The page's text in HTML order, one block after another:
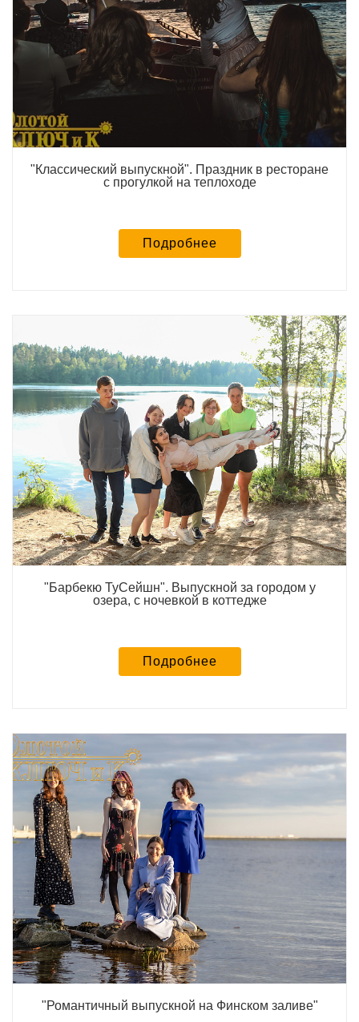
"Классический выпускной". Праздник в ресторане
с прогулкой на теплоходе
Подробнее
"Барбекю ТуСейшн". Выпускной за городом у
озера, с ночевкой в коттедже
Подробнее
"Романтичный выпускной на Финском заливе"